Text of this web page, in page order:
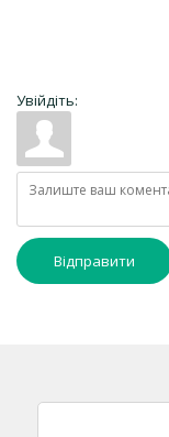
Увійдіть:
Відправити